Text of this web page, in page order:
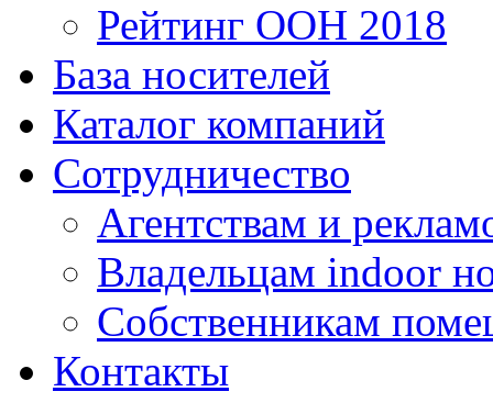
Рейтинг OOH 2018
База носителей
Каталог компаний
Сотрудничество
Агентствам и
Владельцам indoor
Собственникам
Контакты